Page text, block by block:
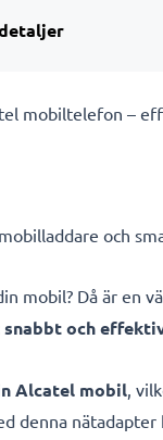
mobiltelefon –
och
mobil? Då är en
och
Alcatel mobil,
denna nätadapter